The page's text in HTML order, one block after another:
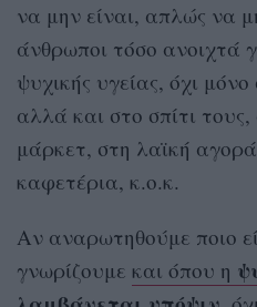
να μην είναι, απλώς να
άνθρωποι τόσο ανοιχτά
ψυχικής υγείας, όχι
αλλά και στο σπίτι
μάρκετ, στη λαϊκή αγορά
καφετέρια, κ.ο.κ.
Αν αναρωτηθούμε ποιο
γνωρίζουμε και όπου η